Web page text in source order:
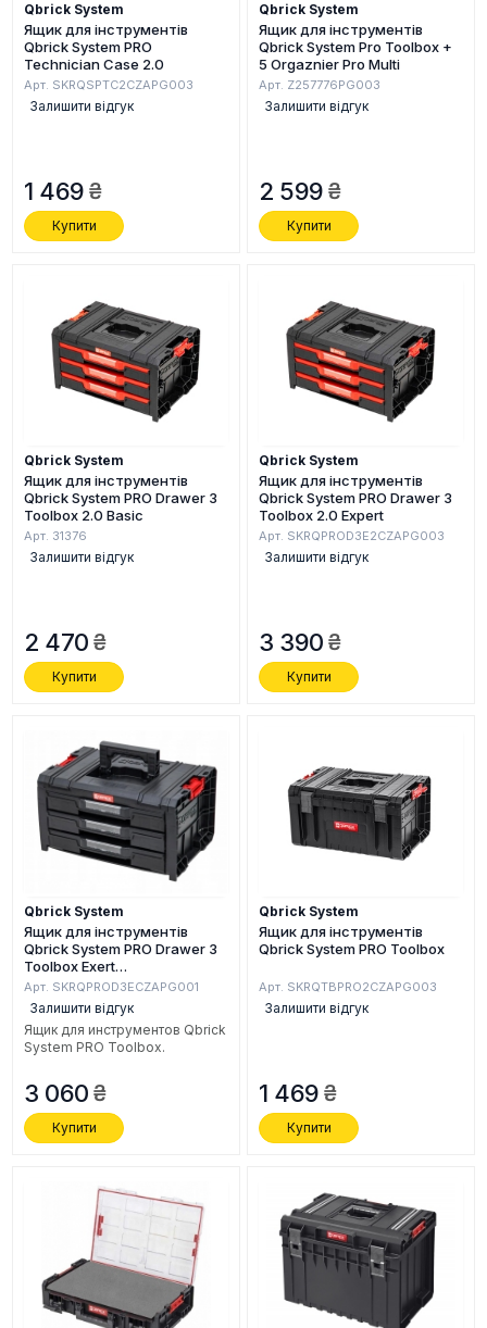
Qbrick System
Ящик для інструментів
Qbrick System PRO
Technician Case 2.0
Арт. SKRQSPTC2CZAPG003
Залишити відгук
1 469
Купити
Qbrick System
Ящик для інструментів
Qbrick System Pro Toolbox +
5 Orgaznier Pro Multi
Арт. Z257776PG003
Залишити відгук
2 599
Купити
Qbrick System
Ящик для інструментів
Qbrick System PRO Drawer 3
Toolbox 2.0 Basic
Арт. 31376
Залишити відгук
2 470
Купити
Qbrick System
Ящик для інструментів
Qbrick System PRO Drawer 3
Toolbox 2.0 Expert
Арт. SKRQPROD3E2CZAPG003
Залишити відгук
3 390
Купити
Qbrick System
Ящик для інструментів
Qbrick System PRO Drawer 3
Toolbox Exert
(SKRQPROD3ECZAPG001)
Арт. SKRQPROD3ECZAPG001
Залишити відгук
Ящик для инструментов Qbrick
System PRO Toolbox.
3 060
Купити
Qbrick System
Ящик для інструментів
Qbrick System PRO Toolbox
Арт. SKRQTBPRO2CZAPG003
Залишити відгук
1 469
Купити